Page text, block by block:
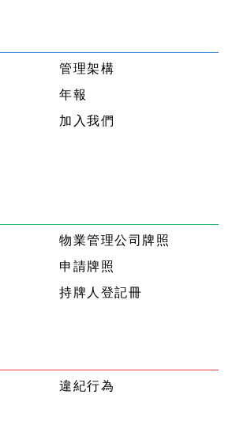
管理架構
年報
加入我們
物業管理公司牌照
申請牌照
持牌人登記冊
違紀行為